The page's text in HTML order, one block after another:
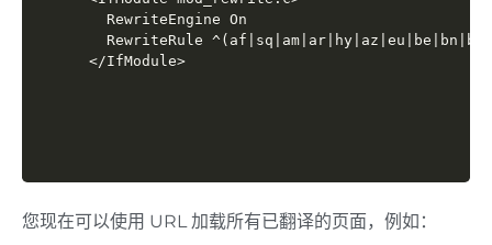
  RewriteEngine On
RewriteRule
</IfModule>
您现在可以使用 URL 加载所有已翻译的页面，例如：